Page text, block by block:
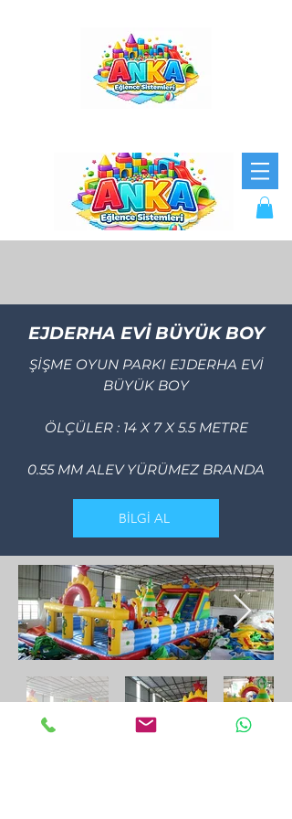
EJDERHA EVİ BÜYÜK BOY
ŞİŞME OYUN PARKI EJDERHA EVİ
BÜYÜK BOY
ÖLÇÜLER : 14 X 7 X 5.5 METRE
0.55 MM ALEV YÜRÜMEZ BRANDA
BİLGİ AL